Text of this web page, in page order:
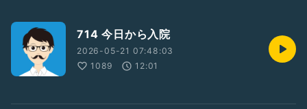
714 今日から入院
2026-05-21 07:48:03
1089
12:01